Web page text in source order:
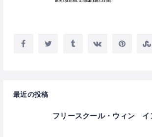
最近の投稿
フリースクール・ウィン イ